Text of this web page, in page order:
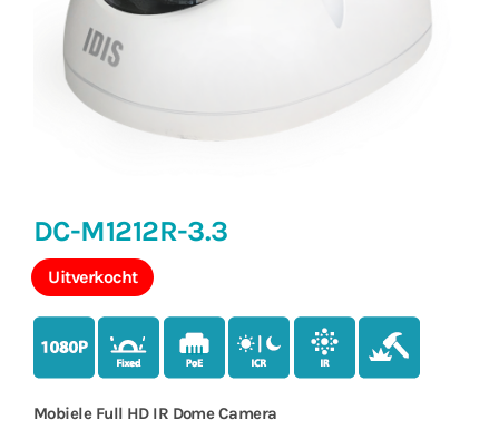
DC-M1212R-3.3
Uitverkocht
Mobiele Full HD IR Dome Camera